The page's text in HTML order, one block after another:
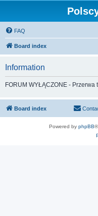
FAQ
Board index
Information
FORUM WYŁĄCZONE -
Board index
Powered by phpBB